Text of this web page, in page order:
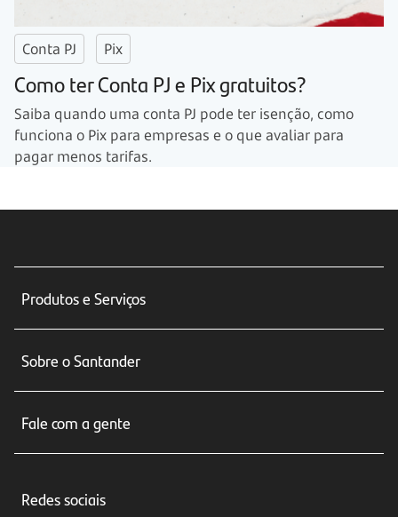
Conta PJ Pix
Como ter Conta PJ e Pix gratuitos?
Saiba quando uma conta PJ pode ter isenção, como
funciona o Pix para empresas e o que avaliar para
pagar menos tarifas.
Produtos e Serviços
Seguros
Crédito e Financiamentos
Investimentos
Sobre o Santander
Fale com a gente
Central de Renegociação
Redes sociais